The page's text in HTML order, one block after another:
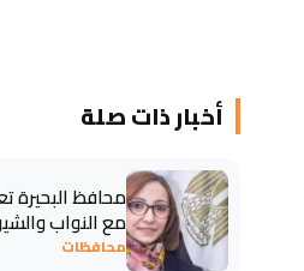
أخبار ذات صلة
محافظ البحيرة
مع النواب
محافظات